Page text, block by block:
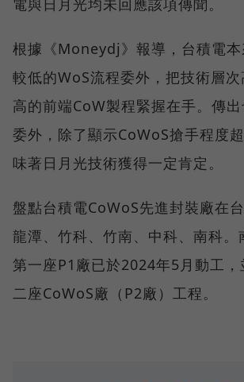
電與日月光均未回應該項傳聞。
根據《Moneydj》報導，台積電本
較低的WoS流程委外，把技術層
高的前端CoW製程緊握在手。傳
委外，除了顯示CoWoS搶手程度
味著日月光技術獲得一定肯定。
盤點台積電CoWoS先進封裝廠在
龍潭、竹科、竹南、中科、南科。
第一座P1廠已於2024年5月動工，
二座CoWoS廠（P2廠）工程。